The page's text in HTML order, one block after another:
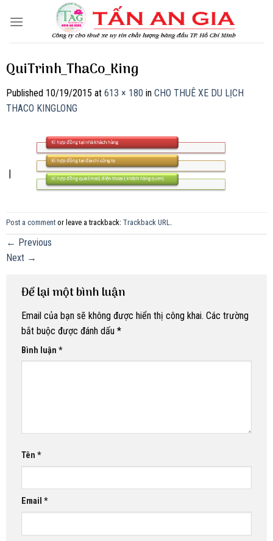
QuiTrinh_ThaCo_King
Published 10/19/2015 at 613 × 180 in CHO THUÊ XE DU LỊCH
THACO KINGLONG
Post a comment or leave a trackback: Trackback URL.
← Previous
Next →
Để lại một bình luận
Email của bạn sẽ không được hiển thị công khai. Các trường
bắt buộc được đánh dấu *
Bình luận *
Tên *
Email *